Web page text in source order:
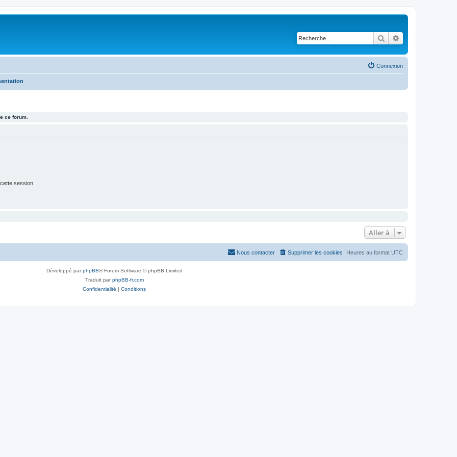
Rechercher
Connexion
ce forum.
session
Aller à
Heures au format UTC
Supprimer les cookies
Nous contacter
Développé parphpBB® Forum Software © phpBB Limited
Traduit parphpBB-fr.com
Confidentialité | Conditions